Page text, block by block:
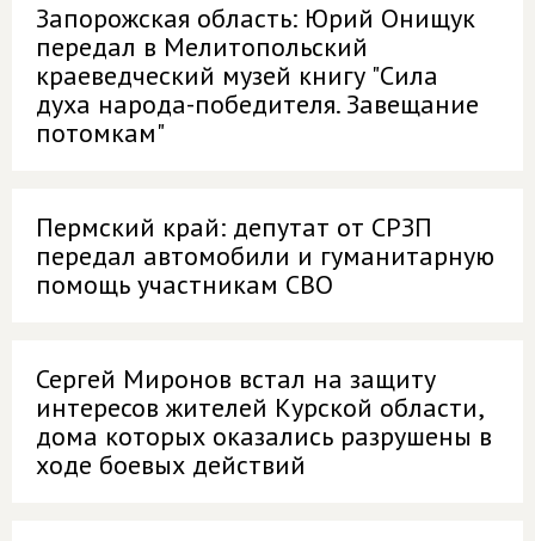
Запорожская область: Юрий Онищук
передал в Мелитопольский
краеведческий музей книгу "Сила
духа народа-победителя. Завещание
потомкам"
Пермский край: депутат от СРЗП
передал автомобили и гуманитарную
помощь участникам СВО
Сергей Миронов встал на защиту
интересов жителей Курской области,
дома которых оказались разрушены в
ходе боевых действий